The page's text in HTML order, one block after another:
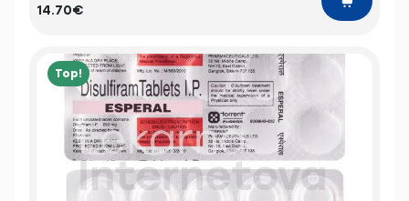
14.70€
Top!